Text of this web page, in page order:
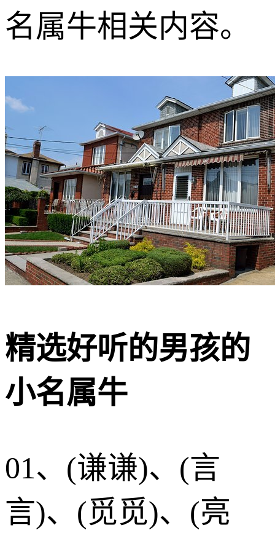
名属牛相关内容。
精选好听的男孩的
小名属牛
01、(谦谦)、(言
言)、(觅觅)、(亮